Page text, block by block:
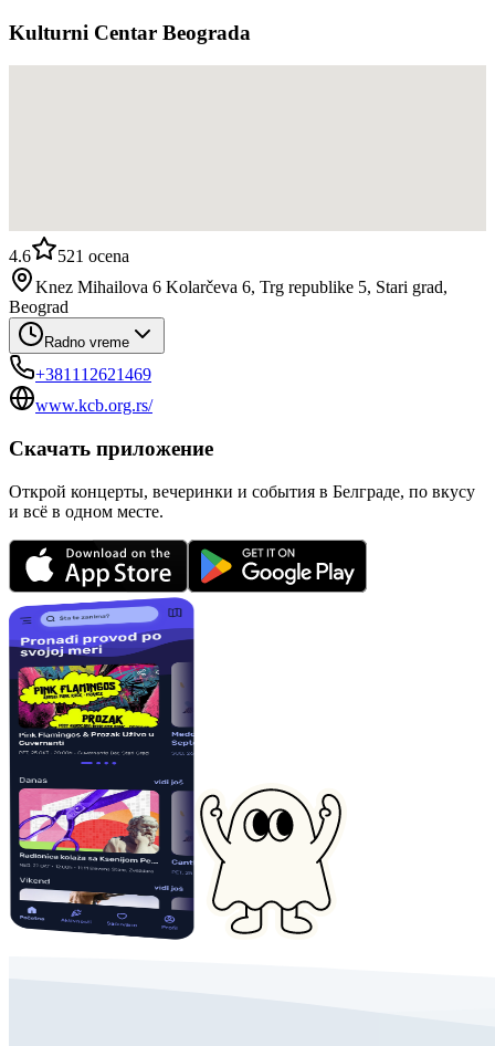
Kulturni Centar Beograda
4.6 521 ocena
Knez Mihailova 6 Kolarčeva 6, Trg republike 5, Stari grad,
Beograd
Radno vreme
+381112621469
www.kcb.org.rs/
Скачать приложение
Открой концерты, вечеринки и события в Белграде, по вкусу
и всё в одном месте.